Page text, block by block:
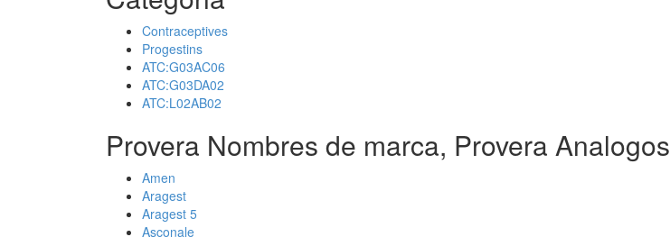
Contraceptives
Progestins
ATC:G03AC06
ATC:G03DA02
ATC:L02AB02
Provera Nombres de marca, Provera Analogos
Amen
Aragest
Aragest 5
Asconale